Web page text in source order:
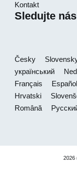
Kontakt
Sledujte nás
Česky
український
Français
Español
Hrvatski
Română
2026